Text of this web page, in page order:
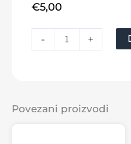
€5,00
- +
Povezani proizvodi